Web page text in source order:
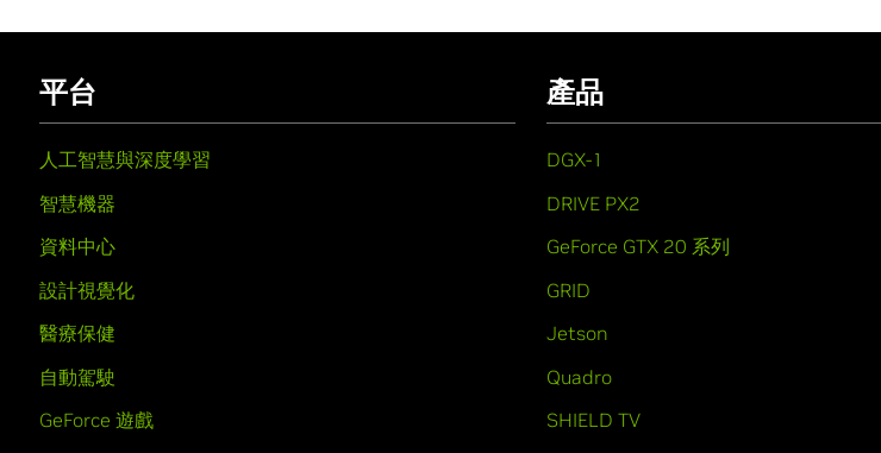
平台
人工智慧與深度學習
智慧機器
資料中心
設計視覺化
醫療保健
自動駕駛
GeForce 遊戲
產品
DGX-1
DRIVE PX2
GeForce GTX 20 系列
GRID
Jetson
Quadro
SHIELD TV